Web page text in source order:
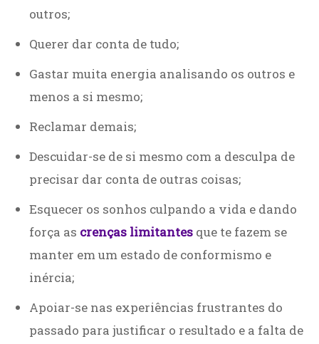
outros;
Querer dar conta de tudo;
Gastar muita energia analisando os outros e
menos a si mesmo;
Reclamar demais;
Descuidar-se de si mesmo com a desculpa de
precisar dar conta de outras coisas;
Esquecer os sonhos culpando a vida e dando
força as crenças limitantes que te fazem se
manter em um estado de conformismo e
inércia;
Apoiar-se nas experiências frustrantes do
passado para justificar o resultado e a falta de